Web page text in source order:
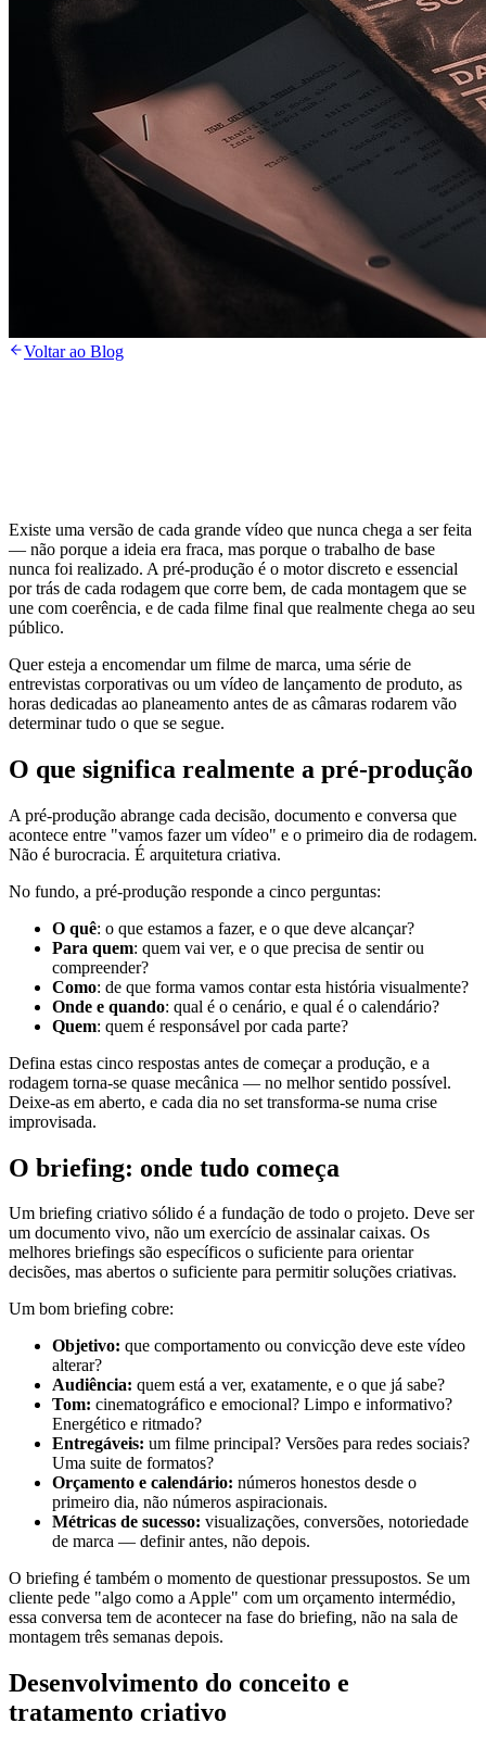
Voltar ao Blog
Existe uma versão de cada grande vídeo que nunca chega a ser feita
— não porque a ideia era fraca, mas porque o trabalho de base
nunca foi realizado. A pré-produção é o motor discreto e essencial
por trás de cada rodagem que corre bem, de cada montagem que se
une com coerência, e de cada filme final que realmente chega ao seu
público.
Quer esteja a encomendar um filme de marca, uma série de
entrevistas corporativas ou um vídeo de lançamento de produto, as
horas dedicadas ao planeamento antes de as câmaras rodarem vão
determinar tudo o que se segue.
O que significa realmente a pré-produção
A pré-produção abrange cada decisão, documento e conversa que
acontece entre "vamos fazer um vídeo" e o primeiro dia de rodagem.
Não é burocracia. É arquitetura criativa.
No fundo, a pré-produção responde a cinco perguntas:
O quê: o que estamos a fazer, e o que deve alcançar?
Para quem: quem vai ver, e o que precisa de sentir ou
compreender?
Como: de que forma vamos contar esta história visualmente?
Onde e quando: qual é o cenário, e qual é o calendário?
Quem: quem é responsável por cada parte?
Defina estas cinco respostas antes de começar a produção, e a
rodagem torna-se quase mecânica — no melhor sentido possível.
Deixe-as em aberto, e cada dia no set transforma-se numa crise
improvisada.
O briefing: onde tudo começa
Um briefing criativo sólido é a fundação de todo o projeto. Deve ser
um documento vivo, não um exercício de assinalar caixas. Os
melhores briefings são específicos o suficiente para orientar
decisões, mas abertos o suficiente para permitir soluções criativas.
Um bom briefing cobre:
Objetivo: que comportamento ou convicção deve este vídeo
alterar?
Audiência: quem está a ver, exatamente, e o que já sabe?
Tom: cinematográfico e emocional? Limpo e informativo?
Energético e ritmado?
Entregáveis: um filme principal? Versões para redes sociais?
Uma suite de formatos?
Orçamento e calendário: números honestos desde o
primeiro dia, não números aspiracionais.
Métricas de sucesso: visualizações, conversões, notoriedade
de marca — definir antes, não depois.
O briefing é também o momento de questionar pressupostos. Se um
cliente pede "algo como a Apple" com um orçamento intermédio,
essa conversa tem de acontecer na fase do briefing, não na sala de
montagem três semanas depois.
Desenvolvimento do conceito e
tratamento criativo